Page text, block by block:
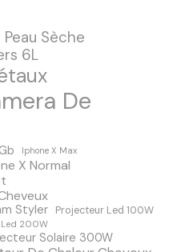
Sèche
6L
De
Iphone X Max
X Normal
Styler
Projecteur Led 100W
Led 200W
Solaire 300W